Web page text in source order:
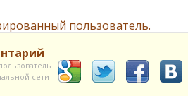
пользователь.
сети